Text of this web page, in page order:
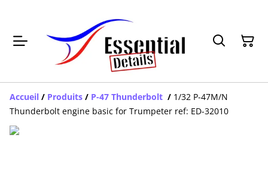
Accueil / Produits / P-47 Thunderbolt / 1/32 P-47M/N
Thunderbolt engine basic for Trumpeter ref: ED-32010